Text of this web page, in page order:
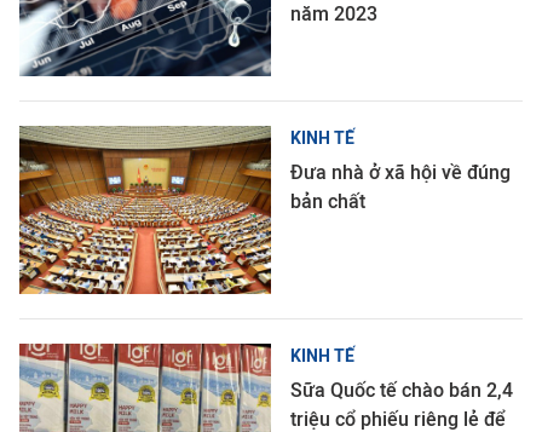
năm 2023
KINH TẾ
Đưa nhà ở xã hội về đúng
bản chất
KINH TẾ
Sữa Quốc tế chào bán 2,4
triệu cổ phiếu riêng lẻ để